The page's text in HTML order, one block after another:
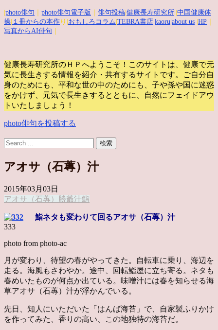
photo俳句 photo俳句電子版 俳句投稿 健康長寿研究所 中国健康体
操 １冊からの本作 り| おもしろコラム TEBRA書店 kaoru |about us HP
写真からAI俳句
健康長寿研究所のＨＰへようこそ！このサイトは、健康で元
気に長生きする情報を紹介・共有するサイトです。
ご自分自
身のためにも、平和な世の中のためにも、子や孫や国に迷惑
をかけず、元気で長生きするとともに、自然にフェイドアウ
トいたしましょう！
photo俳句を投稿する
アオサ（石蓴）汁
2015年03月03日
アオサ（石蓴）
勝爺汁鮨
鮨ネタも変わりて回るアオサ（石蓴）汁
333
photo from photo-ac
月が変わり、待望の春がやってきた。自転車に乗り、海辺を
走る。海風もさわやか。途中、回転鮨屋に立ち寄る。ネタも
春めいたものが何点か出ている。味噌汁には春を知らせる海
草アオサ（石蓴）汁が浮かんでいる。
先日、知人にいただいた「はんば海苔」で、自家製ふりかけ
を作ってみた、香りの高い、この地独特の海苔だ。